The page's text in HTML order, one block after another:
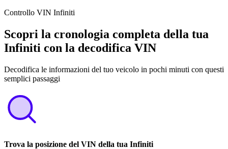
Controllo VIN Infiniti
Scopri la cronologia completa della tua
Infiniti con la decodifica VIN
Decodifica le informazioni del tuo veicolo in pochi minuti con questi
semplici passaggi
Trova la posizione del VIN della tua Infiniti